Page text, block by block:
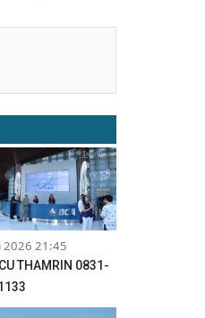
2026 21:45
THAMRIN 0831-